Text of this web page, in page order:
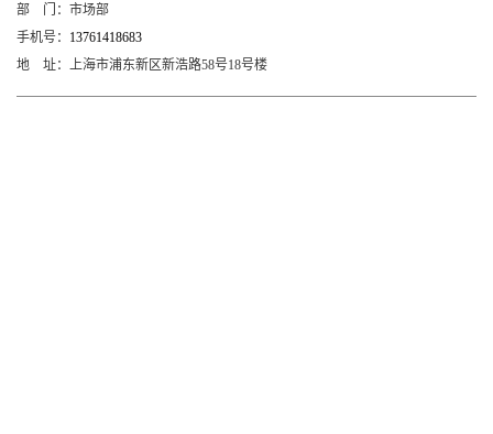
部
门： 市场部
手机号： 13761418683
地
址： 上海市浦东新区新浩路58号18号楼